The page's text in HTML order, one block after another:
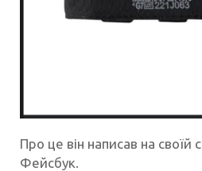
Про це він написав на своїй
Фейсбук.